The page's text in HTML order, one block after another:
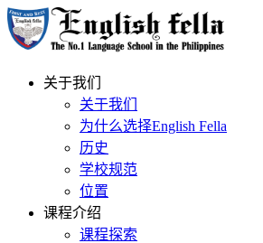
关于我们
关于我们
为什么选择English Fella
历史
学校规范
位置
课程介绍
课程探索